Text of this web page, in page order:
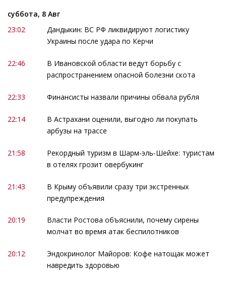
суббота, 8 Авг
23:02
Дандыкин: ВС РФ ликвидируют логистику
Украины после удара по Керчи
22:46
В Ивановской области ведут борьбу с
распространением опасной болезни скота
22:33 Финансисты назвали причины обвала рубля
22:14
В Астрахани оценили, выгодно ли покупать
арбузы на трассе
21:58
Рекордный туризм в Шарм-эль-Шейхе: туристам
в отелях грозит овербукинг
21:43
В Крыму объявили сразу три экстренных
предупреждения
20:19
Власти Ростова объяснили, почему сирены
молчат во время атак беспилотников
20:12
Эндокринолог Майоров: Кофе натощак может
навредить здоровью